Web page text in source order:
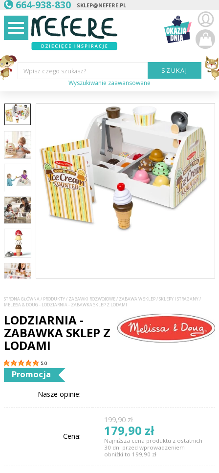
664-938-830 SKLEP@NEFERE.PL
Wpisz czego szukasz?
Kategoria:
dziecka:
Płeć dziecka:
Cena od:
Cena do:
SZUKAJ
Wyszukiwanie zaawansowane
STRONA GŁÓWNA/ PRODUKTY/ ZABAWKI ROZWOJOWE/ ZABAWA W SKLEP/SKLEPY I STRAGANY/
MELISSA & DOUG - LODZIARNIA - ZABAWKA SKLEP Z LODAMI
LODZIARNIA -
ZABAWKA SKLEP Z
LODAMI
5.0
Promocja
Nasze opinie:
Cena:
199,90 zł
179,90 zł
Najniższa cena produktu z ostatnich
30 dni przed wprowadzeniem
obniżki to 199,90 zł